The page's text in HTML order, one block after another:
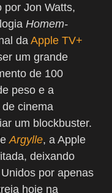
por Jon Watts,
Homem-
da Apple TV+
um grande
de 100
peso e a
cinema
um blockbuster.
Argylle, a Apple
deixando
por apenas
hoje na